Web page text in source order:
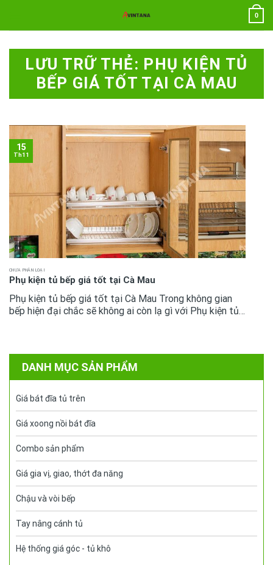
nội
0
LƯU TRỮ THẺ: PHỤ KIỆN TỦ
BẾP GIÁ TỐT TẠI CÀ MAU
CHƯA PHÂN LOẠI
Phụ kiện tủ bếp giá tốt tại Cà Mau
Phụ kiện tủ bếp giá tốt tại Cà Mau Trong không gian
bếp hiện đại chắc sẽ không ai còn lạ gì với Phụ kiện tủ
15
Th11
DANH MỤC SẢN PHẨM
Giá bát đĩa tủ trên
Giá xoong nồi bát đĩa
Combo sản phẩm
Giá gia vị, giao, thớt đa năng
Chậu và vòi bếp
Tay nâng cánh tủ
Hệ thống giá góc - tủ khô